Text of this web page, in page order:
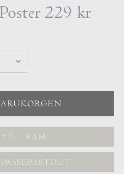
229 kr
TILL RAM